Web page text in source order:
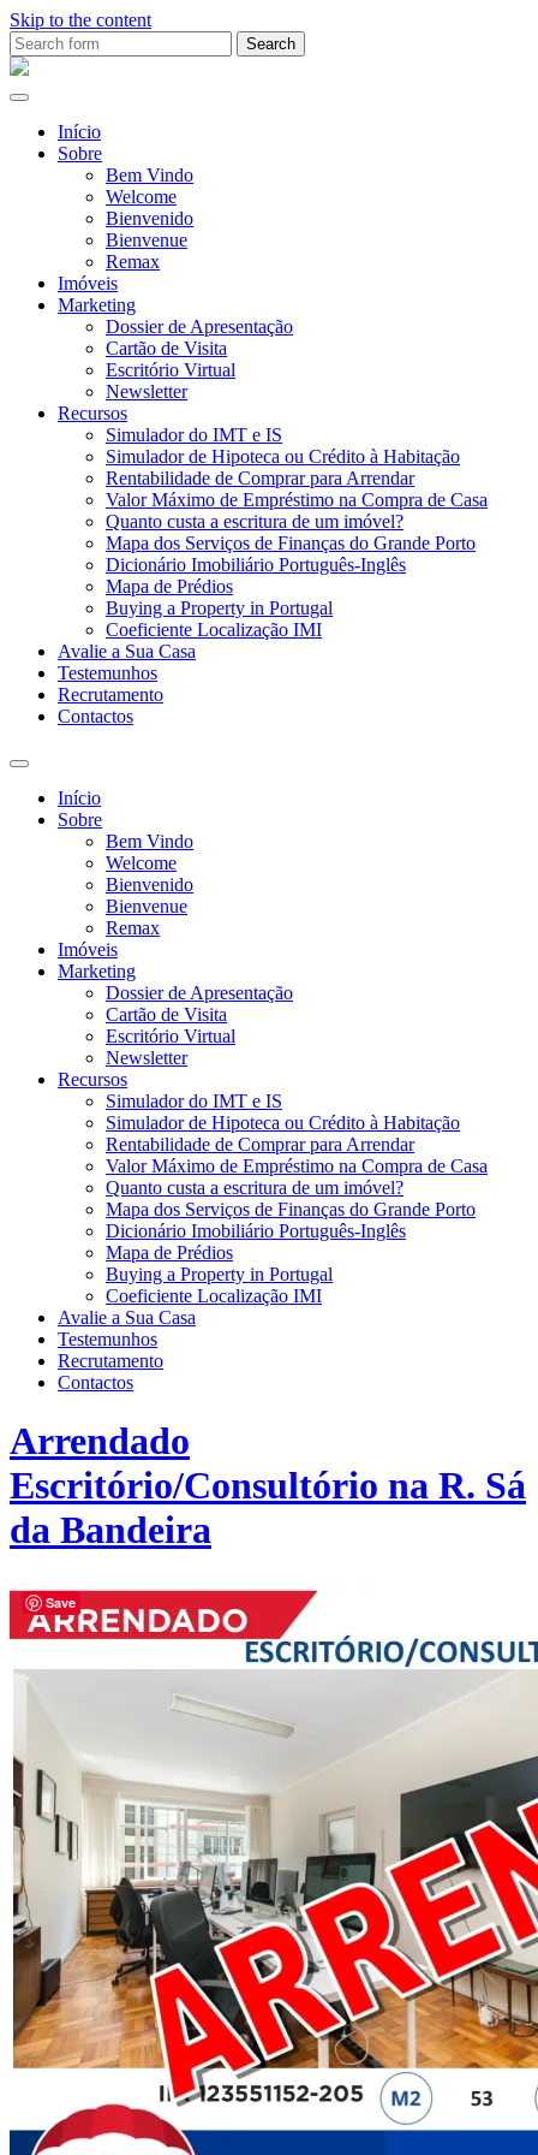
Skip to the content
Search
for:Ana
Início
Sobre
Bem Vindo
Welcome
Bienvenido
Bienvenue
Remax
Imóveis
Marketing
Dossier de Apresentação
Cartão de Visita
Escritório Virtual
Newsletter
Recursos
Simulador do IMT e IS
Simulador de Hipoteca ou Crédito à Habitação
Rentabilidade de Comprar para Arrendar
Valor Máximo de Empréstimo na Compra de Casa
Quanto custa a escritura de um imóvel?
Mapa dos Serviços de Finanças do Grande Porto
Dicionário Imobiliário Português-Inglês
Mapa de Prédios
Buying a Property in Portugal
Coeficiente Localização IMI
Avalie a Sua Casa
Testemunhos
Recrutamento
Contactos
Toggle
search
field
Início
Sobre
Bem Vindo
Welcome
Bienvenido
Bienvenue
Remax
Imóveis
Marketing
Dossier de Apresentação
Cartão de Visita
Escritório Virtual
Newsletter
Recursos
Simulador do IMT e IS
Simulador de Hipoteca ou Crédito à Habitação
Rentabilidade de Comprar para Arrendar
Valor Máximo de Empréstimo na Compra de Casa
Quanto custa a escritura de um imóvel?
Mapa dos Serviços de Finanças do Grande Porto
Dicionário Imobiliário Português-Inglês
Mapa de Prédios
Buying a Property in Portugal
Coeficiente Localização IMI
Avalie a Sua Casa
Testemunhos
Recrutamento
Contactos
Arrendado
Escritório/Consultório na R. Sá
da Bandeira
Save